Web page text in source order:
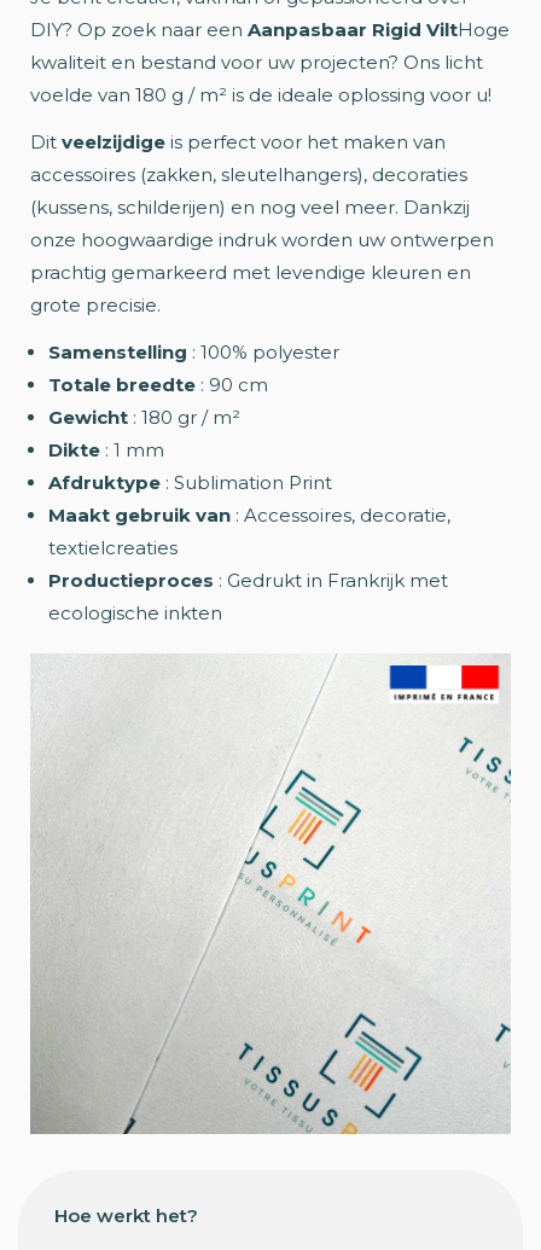
DIY? Op zoek naar een Aanpasbaar Rigid ViltHoge
kwaliteit en bestand voor uw projecten? Ons licht
voelde van 180 g / m² is de ideale oplossing voor u!
Dit veelzijdige is perfect voor het maken van
accessoires (zakken, sleutelhangers), decoraties
(kussens, schilderijen) en nog veel meer. Dankzij
onze hoogwaardige indruk worden uw ontwerpen
prachtig gemarkeerd met levendige kleuren en
grote precisie.
Samenstelling : 100% polyester
Totale breedte : 90 cm
Gewicht : 180 gr / m²
Dikte : 1 mm
Afdruktype : Sublimation Print
Maakt gebruik van : Accessoires, decoratie,
textielcreaties
Productieproces : Gedrukt in Frankrijk met
ecologische inkten
Hoe werkt het?